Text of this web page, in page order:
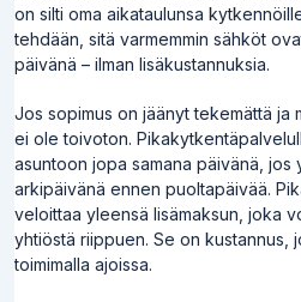
on silti oma aikataulunsa
tehdään, sitä varmemmin sähköt
päivänä – ilman lisäkustannuksia.
Jos sopimus on jäänyt tekemättä ja
ei ole toivoton.
asuntoon jopa samana päivänä,
arkipäivänä ennen puoltapäivää.
veloittaa yleensä lisämaksun, joka
yhtiöstä riippuen. Se on kustannus,
toimimalla ajoissa.